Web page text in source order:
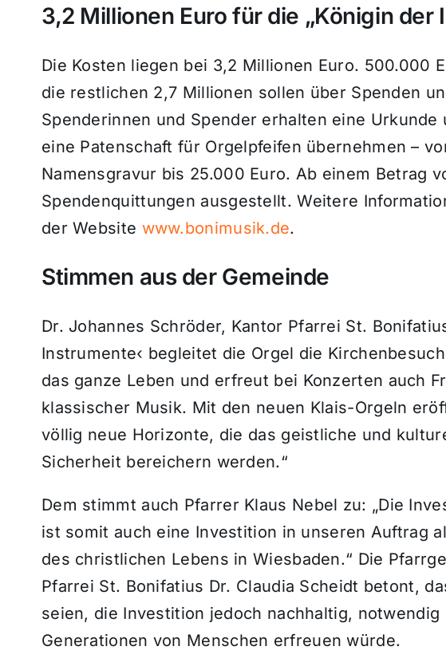
3,2 Millionen Euro für die „Königin der
Die Kosten liegen bei 3,2 Millionen Euro. 500.000
die restlichen 2,7 Millionen sollen über Spenden
Spenderinnen und Spender erhalten eine
eine Patenschaft für Orgelpfeifen übernehmen –
Namensgravur bis 25.000 Euro. Ab einem Betrag
Spendenquittungen ausgestellt. Weitere
der Website www.bonimusik.de.
Stimmen aus der Gemeinde
Dr. Johannes Schröder, Kantor Pfarrei St.
Instrumente‹ begleitet die Orgel die
das ganze Leben und erfreut bei Konzerten auch
klassischer Musik. Mit den neuen Klais-Orgeln
völlig neue Horizonte, die das geistliche und
Sicherheit bereichern werden.“
Dem stimmt auch Pfarrer Klaus Nebel zu: „Die
ist somit auch eine Investition in unseren Auftrag
des christlichen Lebens in Wiesbaden.“ Die
Pfarrei St. Bonifatius Dr. Claudia Scheidt betont,
seien, die Investition jedoch nachhaltig,
Generationen von Menschen erfreuen würde.